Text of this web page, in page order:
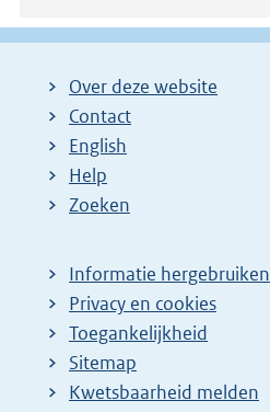
Over deze website
Contact
English
Help
Zoeken
Informatie hergebruiken
Privacy en cookies
Toegankelijkheid
Sitemap
E
Kwetsbaarheid melden